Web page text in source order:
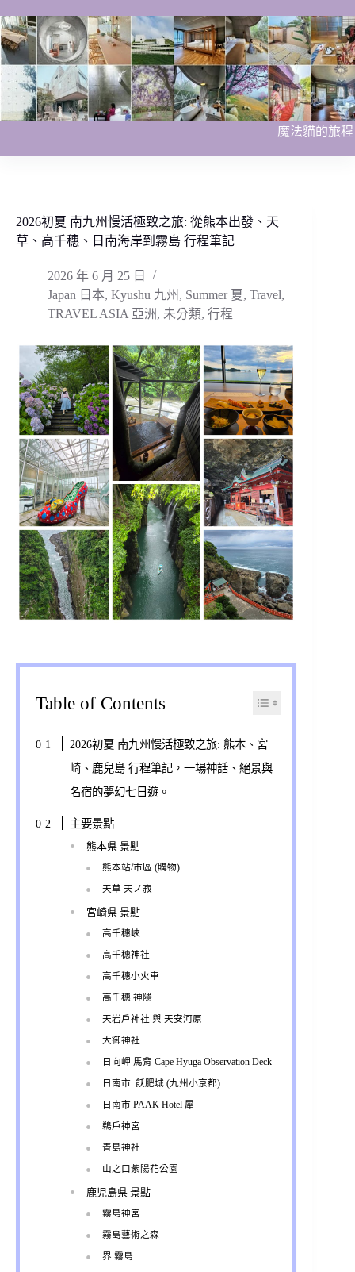
至
主
要
內
容
魔法貓的旅程
2026初夏 南九州慢活極致之旅: 從熊本出發、天
草、高千穗、日南海岸到霧島 行程筆記
2026 年 6 月 25 日
Japan 日本, Kyushu 九州 , Summer 夏, Travel,
TRAVEL ASIA 亞洲, 未分類, 行程
Table of Contents
2026初夏 南九州慢活極致之旅: 熊本、宮
崎、鹿兒島 行程筆記，一場神話、絕景與
名宿的夢幻七日遊。
主要景點
熊本県 景點
熊本站/市區 (購物)
天草 天ノ寂
宮崎県 景點
高千穗峽
高千穗神社
高千穗小火車
高千穗 神隱
天岩戶神社 與 天安河原
大御神社
日向岬 馬背 Cape Hyuga Observation Deck
日南市 飫肥城 (九州小京都)
日南市 PAAK Hotel 犀
鵜戶神宮
青島神社
山之口紫陽花公園
鹿児島県 景點
霧島神宮
霧島藝術之森
界 霧島